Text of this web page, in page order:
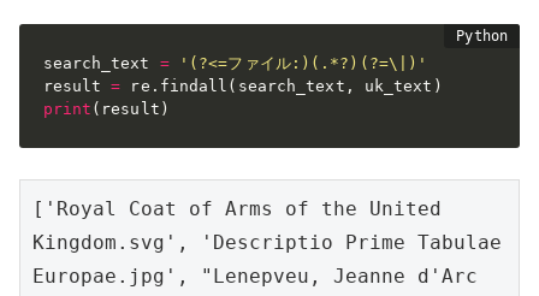
search_text =
'(?<=ファイル:)(.*?)(?=\|)'
result = re . findall ( search_text , uk_text )
print ( result )
['Royal Coat of Arms of the United
Kingdom.svg', 'Descriptio Prime Tabulae
Europae.jpg', "Lenepveu, Jeanne d'Arc